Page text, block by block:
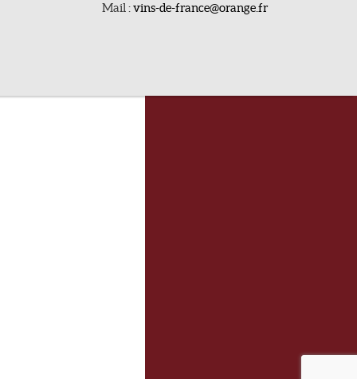
Mail :vins-de-france@orange.fr